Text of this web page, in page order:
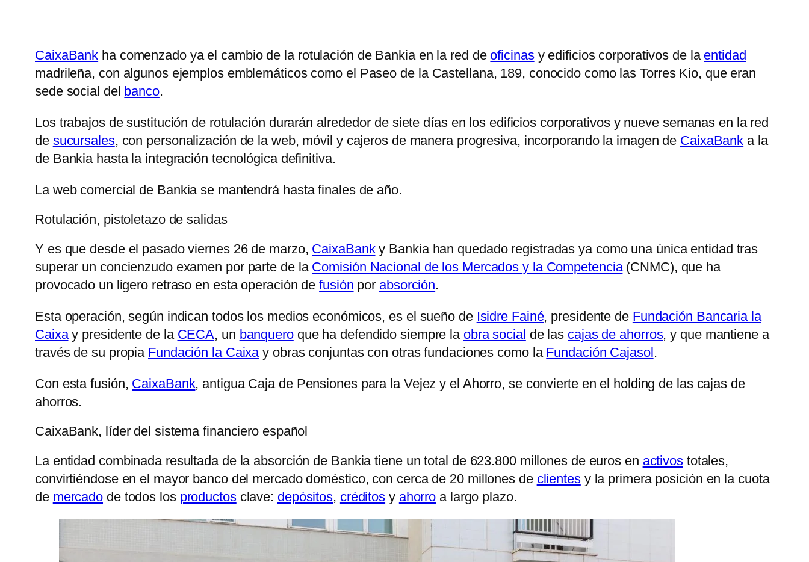
CaixaBank ha comenzado ya el cambio de la rotulación de Bankia en la red de oficinasy edificios corporativos de la entidad
madrileña, con algunos ejemplos emblemáticos como el Paseo de la Castellana, 189, conocido como las Torres Kio, que eran
sede social del banco.
Los trabajos de sustitución de rotulación durarán alrededor de siete días en los edificios corporativos y nueve semanas en la red
de sucursales, con personalización de la web, móvil y cajeros de manera progresiva, incorporando la imagen de CaixaBank a la
de Bankia hasta la integración tecnológica definitiva.
La web comercial de Bankia se mantendrá hasta finales de año.
Rotulación, pistoletazo de salidas
Y es que desde el pasado viernes 26 de marzo, CaixaBanky Bankia han quedado registradas ya como una única entidad tras
superar un concienzudo examen por parte de la Comisión Nacional de los Mercados y la Competencia(CNMC), que ha
provocado un ligero retraso en esta operación defusión por absorción.
Esta operación, según indican todos los medios económicos, es el sueño de Isidre Fainé, presidente de Fundación Bancaria la
Caixay presidente de la CECA, un banqueroque ha defendido siempre la obra social de las cajas de ahorros, y que mantiene a
través de su propia Fundación la Caixay obras conjuntas con otras fundaciones como la Fundación Cajasol.
Con esta fusión, CaixaBank, antigua Caja de Pensiones para la Vejez y el Ahorro, se convierte en el holding de las cajas de
ahorros.
CaixaBank, líder del sistema financiero español
La entidad combinada resultada de la absorción de Bankia tiene un total de 623.800 millones de euros en activostotales,
convirtiéndose en el mayor banco del mercado doméstico, con cerca de 20 millones de clientesy la primera posición en la cuota
de mercado de todos los productosclave: depósitos, créditos y ahorro a largo plazo.